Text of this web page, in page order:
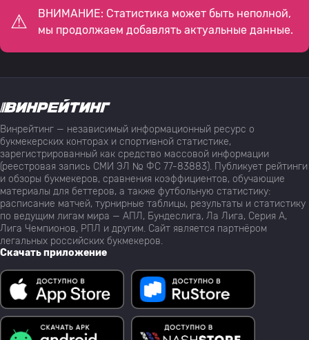
ВНИМАНИЕ: Статистика может быть неполной,
мы продолжаем добавлять актуальные данные.
Винрейтинг — независимый информационный ресурс о
букмекерских конторах и спортивной статистике,
зарегистрированный как средство массовой информации
(реестровая запись СМИ ЭЛ № ФС 77-83883). Публикует рейтинги
и обзоры букмекеров, сравнения коэффициентов, обучающие
материалы для беттеров, а также футбольную статистику:
расписание матчей, турнирные таблицы, результаты и статистику
по ведущим лигам мира — АПЛ, Бундеслига, Ла Лига, Серия А,
Лига Чемпионов, РПЛ и другим. Сайт является партнёром
легальных российских букмекеров.
Скачать приложение